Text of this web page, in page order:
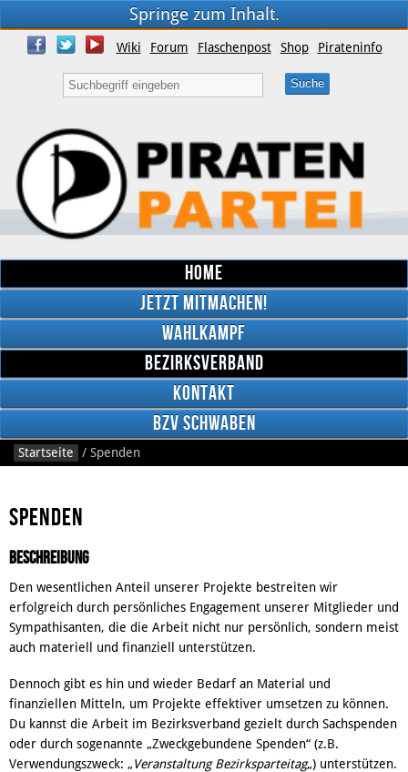
Springe zum Inhalt.
Facebook
Wiki Forum Flaschenpost Shop Pirateninfo
Home
Jetzt mitmachen!
Wahlkampf
Bezirksverband
Kontakt
BzV Schwaben
Startseite / Spenden
Spenden
Beschreibung
Den wesentlichen Anteil unserer Projekte bestreiten wir
erfolgreich durch persönliches Engagement unserer Mitglieder und
Sympathisanten, die die Arbeit nicht nur persönlich, sondern meist
auch materiell und finanziell unterstützen.
Dennoch gibt es hin und wieder Bedarf an Material und
finanziellen Mitteln, um Projekte effektiver umsetzen zu können.
Du kannst die Arbeit im Bezirksverband gezielt durch Sachspenden
oder durch sogenannte „Zweckgebundene Spenden“ (z.B.
Verwendungszweck: „Veranstaltung Bezirksparteitag„) unterstützen.